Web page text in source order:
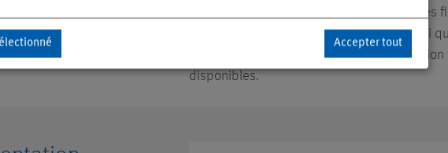
appropriée à chaque cas d'application. Des
décolmatage et des bandes filtrantes ainsi
technologies par hydrocyclone et de
disponibles.
Accepter tout